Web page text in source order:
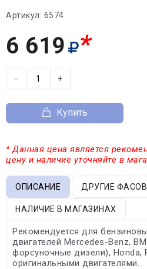
Артикул: 6574
6 619 *
− +
Купить
* Данная цена является
цену и наличие уточняйте в
ОПИСАНИЕ ДРУГИЕ
НАЛИЧИЕ В МАГАЗИНАХ
Рекомендуется для
двигателей Mercedes-Benz,
форсуночные дизели), Honda,
оригинальными двигателями.